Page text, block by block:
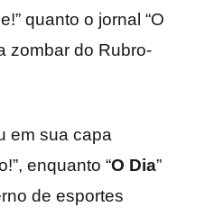
quanto o jornal “O
zombar do Rubro-
em sua capa
enquanto “O Dia”
de esportes